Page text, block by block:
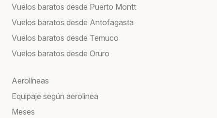
Vuelos baratos desde Puerto Montt
Vuelos baratos desde Antofagasta
Vuelos baratos desde Temuco
Vuelos baratos desde Oruro
Aerolíneas
Equipaje según aerolínea
Meses